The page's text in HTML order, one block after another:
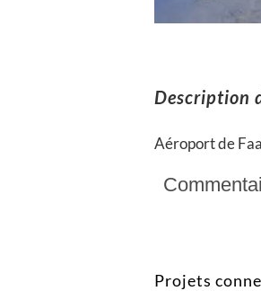
Description
Aéroport de
Projets